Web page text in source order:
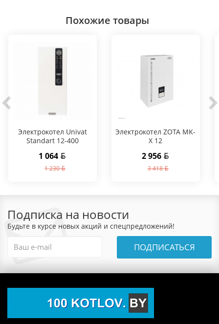
Похожие товары
Электрокотел Univat
Standart 12-400
1 064
1 230
Электрокотел ZOTA MK-
X 12
2 956
3 418
Подписка на новости
Будьте в курсе новых акций и спецпредложений!
ПОДПИСАТЬСЯ